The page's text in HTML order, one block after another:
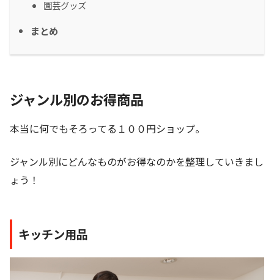
園芸グッズ
まとめ
ジャンル別のお得商品
本当に何でもそろってる１００円ショップ。
ジャンル別にどんなものがお得なのかを整理していきまし
ょう！
キッチン用品